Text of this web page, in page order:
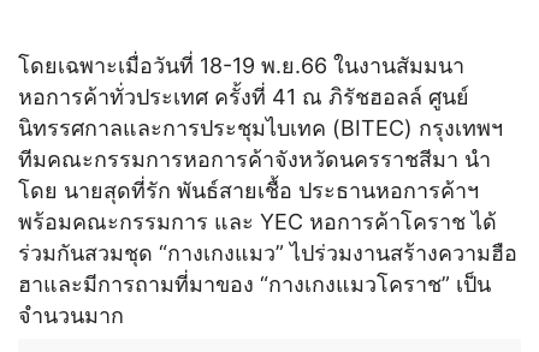
โดยเฉพาะเมื่อวันที่ 18-19 พ.ย.66 ในงานสัมมนา
หอการค้าทั่วประเทศ ครั้งที่ 41 ณ ภิรัชฮอลล์ ศูนย์
นิทรรศกาลและการประชุมไบเทค (BITEC) กรุงเทพฯ
ทีมคณะกรรมการหอการค้าจังหวัดนครราชสีมา นำ
โดย นายสุดที่รัก พันธ์สายเชื้อ ประธานหอการค้าฯ
พร้อมคณะกรรมการ และ YEC หอการค้าโคราช ได้
ร่วมกันสวมชุด “กางเกงแมว” ไปร่วมงานสร้างความฮือ
ฮาและมีการถามที่มาของ “กางเกงแมวโคราช” เป็น
จำนวนมาก